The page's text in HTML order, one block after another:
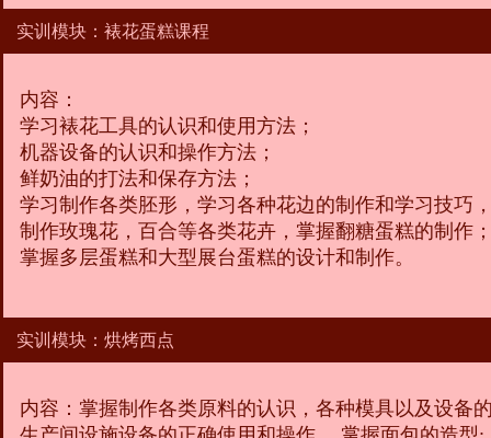
实训模块：裱花蛋糕课程
内容：
学习裱花工具的认识和使用方法；
机器设备的认识和操作方法；
鲜奶油的打法和保存方法；
学习制作各类胚形，学习各种花边的制作和学习技巧
制作玫瑰花，百合等各类花卉，掌握翻糖蛋糕的制作
掌握多层蛋糕和大型展台蛋糕的设计和制作。
实训模块：烘烤西点
内容：掌握制作各类原料的认识，各种模具以及设备